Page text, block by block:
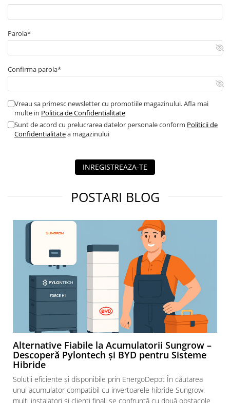
Parola*
Confirma parola*
Vreau sa primesc newsletter cu promotiile magazinului. Afla mai
multe in Politica de Confidentialitate
Sunt de acord cu prelucrarea datelor personale conform Politicii de
Confidentialitatea magazinului
INREGISTREAZA-TE
POSTARI BLOG
Alternative Fiabile la Acumulatorii Sungrow –
Descoperă Pylontech și BYD pentru Sisteme
Hibride
Soluții eficiente și disponibile prin EnergoDepot În căutarea
unui acumulator compatibil cu invertoarele hibride Sungrow,
mulți instalatori și clienți finali se confruntă cu două obstacole